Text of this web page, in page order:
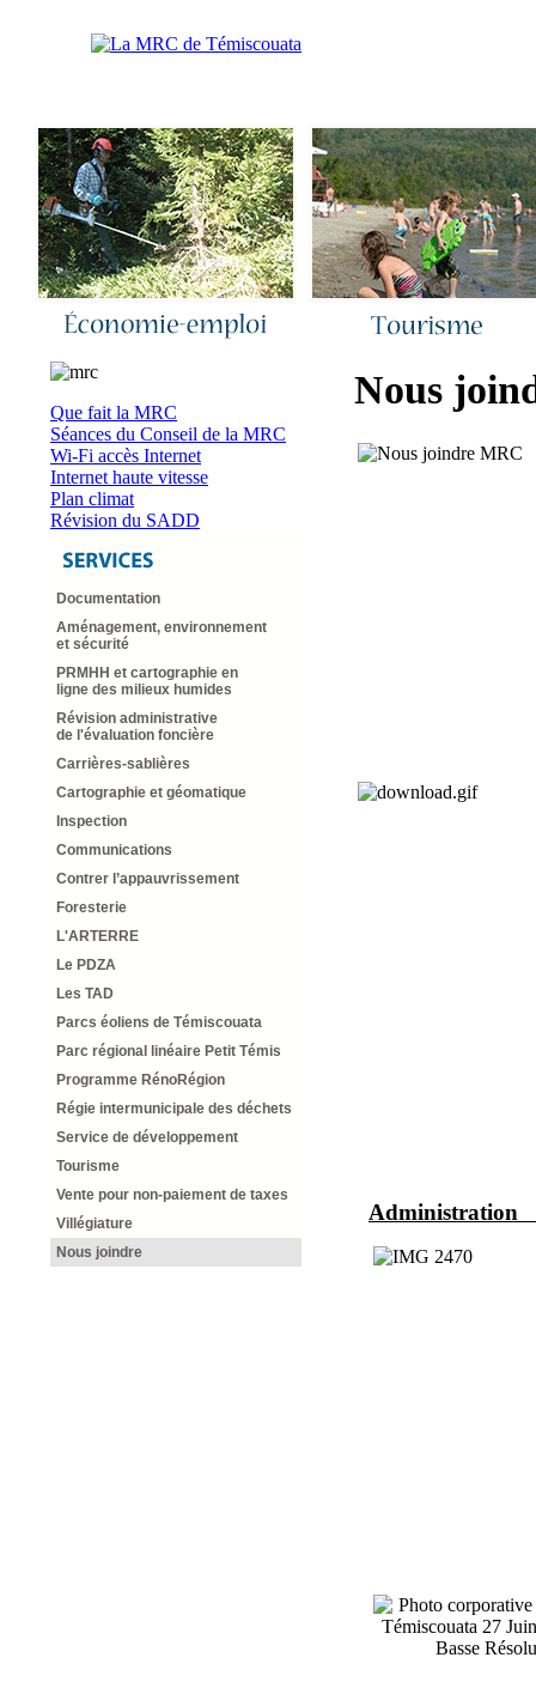
Que fait la MRC
Séances du Conseil de la MRC
Wi-Fi accès Internet
Internet haute vitesse
Plan climat
Révision du SADD
Documentation
Aménagement, environnement
et sécurité
PRMHH et cartographie en
ligne des milieux humides
Révision administrative
de l'évaluation foncière
Carrières-sablières
Cartographie et géomatique
Inspection
Communications
Contrer l’appauvrissement
Foresterie
L'ARTERRE
Le PDZA
Les TAD
Parcs éoliens de Témiscouata
Parc régional linéaire Petit Témis
Programme RénoRégion
Régie intermunicipale des déchets
Service de développement
Tourisme
Vente pour non-paiement de taxes
Villégiature
Nous joindre
Nous